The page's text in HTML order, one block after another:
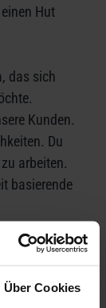
Über Cookies
Hut
das sich
Kunden.
Du
arbeiten.
basierende
in einer